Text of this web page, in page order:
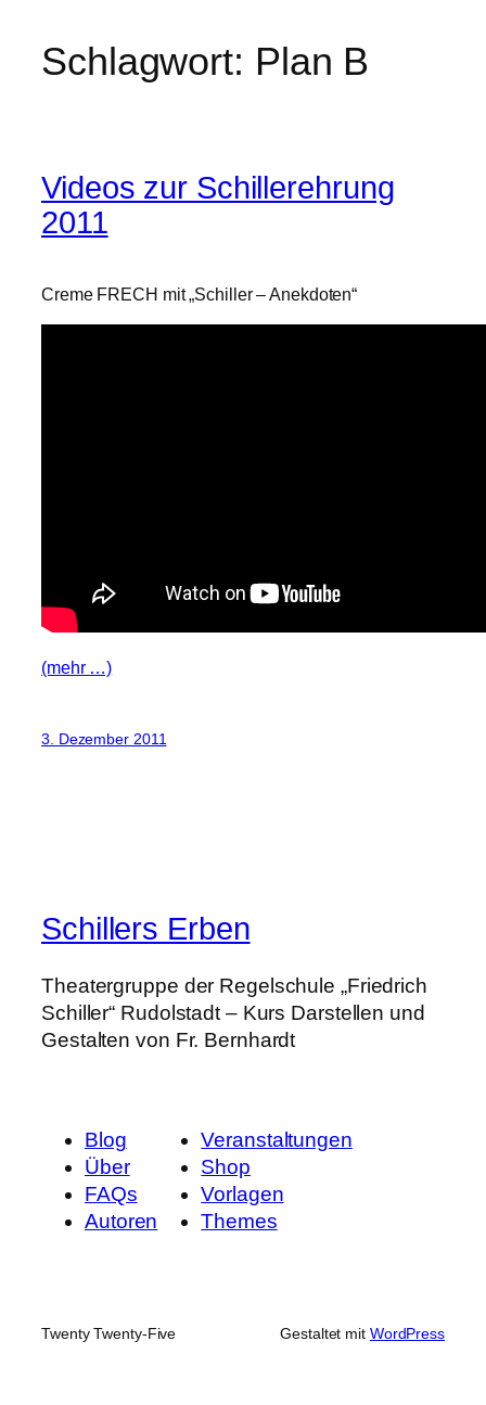
Schlagwort: Plan B
Videos zur Schillerehrung
2011
Creme FRECH mit „Schiller – Anekdoten“
(mehr …)
3. Dezember 2011
Schillers Erben
Theatergruppe der Regelschule „Friedrich
Schiller“ Rudolstadt – Kurs Darstellen und
Gestalten von Fr. Bernhardt
Blog
Über
FAQs
Autoren
Veranstaltungen
Shop
Vorlagen
Themes
Twenty Twenty-Five Gestaltet mit WordPress